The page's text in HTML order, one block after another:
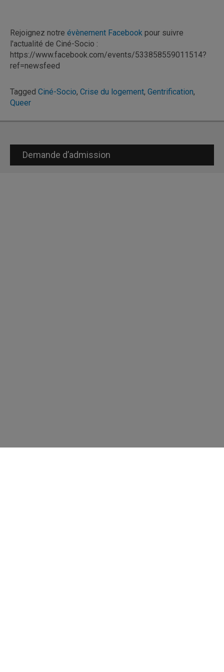
Rejoignez notre évènement Facebook pour suivre
l'actualité de Ciné-Socio :
https://www.facebook.com/events/533858559011514?
ref=newsfeed
Tagged Ciné-Socio, Crise du logement, Gentrification,
Queer
Demande d’admission